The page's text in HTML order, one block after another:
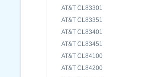
AT&T CL83301
AT&T CL83351
AT&T CL83401
AT&T CL83451
AT&T CL84100
AT&T CL84200